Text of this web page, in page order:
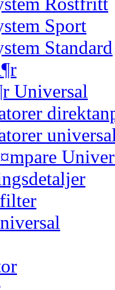
Sport
Standard
Universal